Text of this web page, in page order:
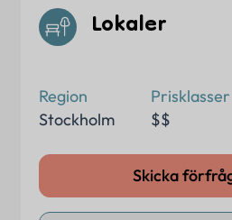
Lokaler
Skicka
Region
Stockholm
Prisklasser
$$